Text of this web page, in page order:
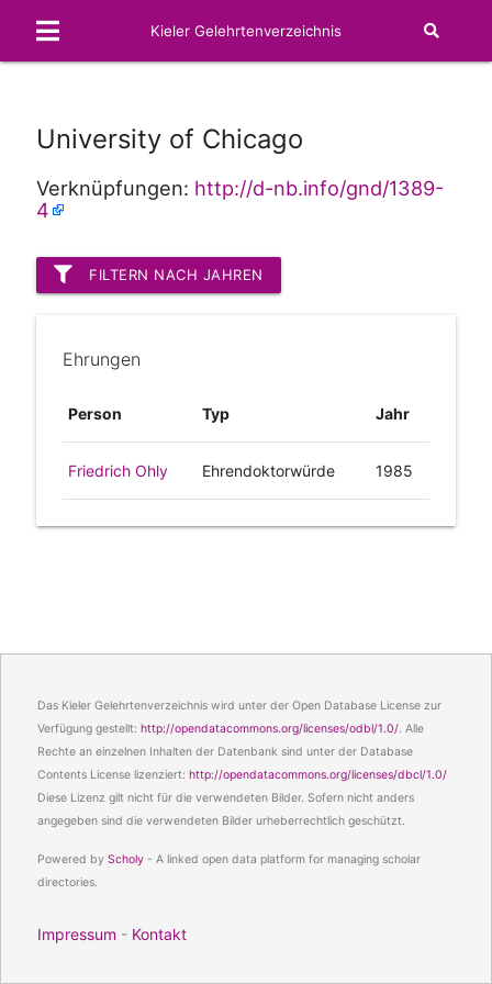
Kieler Gelehrtenverzeichnis
University of Chicago
Verknüpfungen: http://d-nb.info/gnd/1389-
4
FILTERN NACH JAHREN
Ehrungen
Person Typ Jahr
Friedrich Ohly Ehrendoktorwürde 1985
Das Kieler Gelehrtenverzeichnis wird unter der Open Database License zur
Verfügung gestellt: http://opendatacommons.org/licenses/odbl/1.0/. Alle
Rechte an einzelnen Inhalten der Datenbank sind unter der Database
Contents License lizenziert: http://opendatacommons.org/licenses/dbcl/1.0/
Diese Lizenz gilt nicht für die verwendeten Bilder. Sofern nicht anders
angegeben sind die verwendeten Bilder urheberrechtlich geschützt.
Powered by Scholy- A linked open data platform for managing scholar
directories.
Impressum - Kontakt